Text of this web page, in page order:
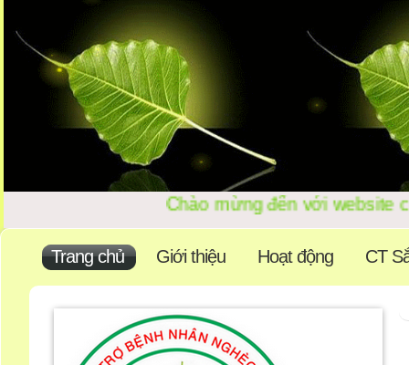
Chào mừng đến với
Trang chủ Giới thiệu Hoạt động CT